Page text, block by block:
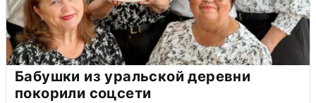
Бабушки из уральской деревни
покорили соцсети